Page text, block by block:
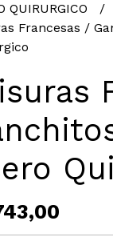
QUIRURGICO
Francesas /